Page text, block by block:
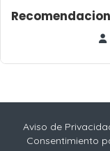
Aviso de
Consentimiento